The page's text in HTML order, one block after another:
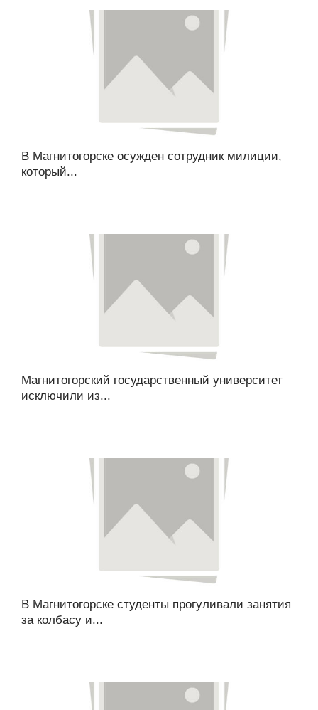
В Магнитогорске осужден сотрудник милиции,
который...
Магнитогорский государственный университет
исключили из...
В Магнитогорске студенты прогуливали занятия
за колбасу и...